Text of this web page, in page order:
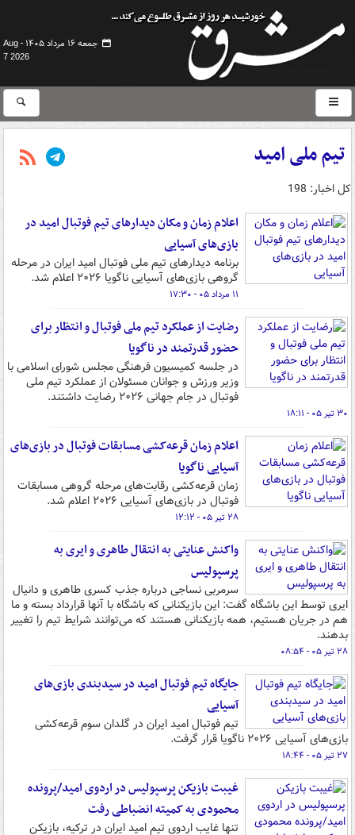
جمعه ۱۶ مرداد ۱۴۰۵ -
Aug
7 2026
تیم ملی امید
کل اخبار: 198
اعلام زمان و مکان دیدارهای تیم فوتبال امید در
بازی‌های آسیایی
برنامه دیدارهای تیم ملی فوتبال امید ایران در مرحله
گروهی بازی‌های آسیایی ناگویا ۲۰۲۶ اعلام شد.
۱۱ مرداد ۰۵ - ۱۷:۳۰
رضایت از عملکرد تیم ملی فوتبال و انتظار برای
حضور قدرتمند در ناگویا
در جلسه کمیسیون فرهنگی مجلس شورای اسلامی با
وزیر ورزش و جوانان مسئولان از عملکرد تیم ملی
فوتبال در جام جهانی ۲۰۲۶ رضایت داشتند.
۳۰ تیر ۰۵ - ۱۸:۱۱
اعلام زمان قرعه‌کشی مسابقات فوتبال در بازی‌های
آسیایی ناگویا
زمان قرعه‌کشی رقابت‌های مرحله گروهی مسابقات
فوتبال در بازی‌های آسیایی ۲۰۲۶ اعلام شد.
۲۸ تیر ۰۵ - ۱۲:۱۲
واکنش عنایتی به انتقال طاهری و ایری به
پرسپولیس
سرمربی نساجی درباره جذب کسری طاهری و دانیال
ایری توسط این باشگاه گفت: این بازیکنانی که باشگاه با آنها قرارداد بسته و ما
هم در جریان هستیم، همه بازیکنانی هستند که می‌توانند شرایط تیم را تغییر
بدهند.
۲۸ تیر ۰۵ - ۰۸:۵۴
جایگاه تیم فوتبال امید در سیدبندی بازی‌های
آسیایی
تیم فوتبال امید ایران در گلدان سوم قرعه‌کشی
بازی‌های آسیایی ۲۰۲۶ ناگویا قرار گرفت.
۲۷ تیر ۰۵ - ۱۸:۴۴
غیبت بازیکن پرسپولیس در اردوی امید/پرونده
محمودی به کمیته انضباطی رفت
تنها غایب اردوی تیم امید ایران در ترکیه، بازیکن